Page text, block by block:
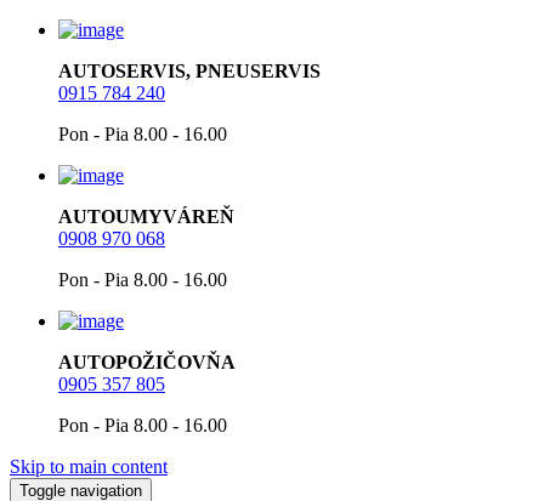
AUTOSERVIS, PNEUSERVIS
0915 784 240
Pon - Pia 8.00 - 16.00
AUTOUMYVÁREŇ
0908 970 068
Pon - Pia 8.00 - 16.00
AUTOPOŽIČOVŇA
0905 357 805
Pon - Pia 8.00 - 16.00
Skip to main content
Toggle navigation